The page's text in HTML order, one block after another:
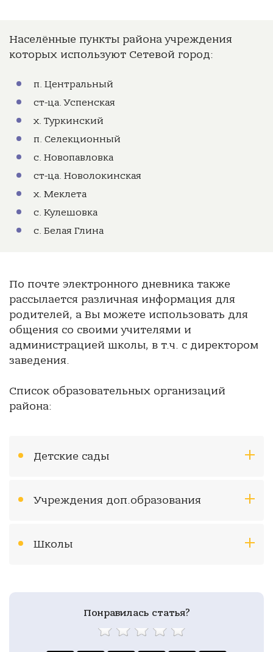
Населённые пункты района учреждения
которых используют Сетевой город:
п. Центральный
ст-ца. Успенская
х. Туркинский
п. Селекционный
с. Новопавловка
ст-ца. Новолокинская
х. Меклета
с. Кулешовка
с. Белая Глина
По почте электронного дневника также
рассылается различная информация для
родителей, а Вы можете использовать для
общения со своими учителями и
администрацией школы, в т.ч. с директором
заведения.
Список образовательных организаций
района:
Детские сады
Учреждения доп.образования
Школы
Понравилась статья?